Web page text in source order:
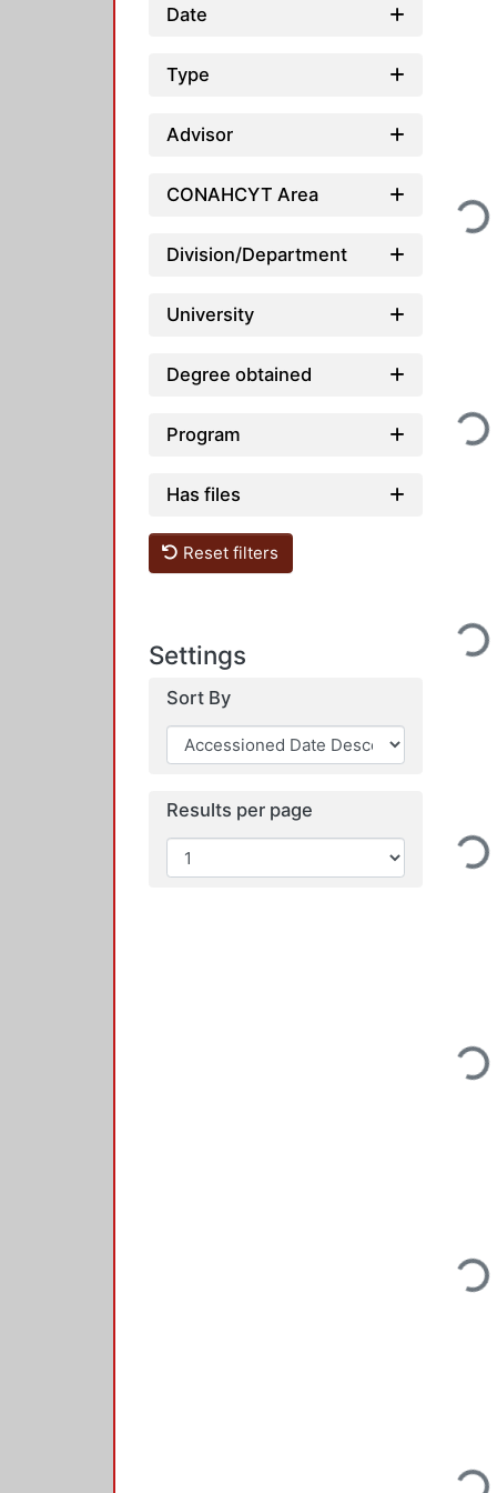
Date
Type
Advisor
CONAHCYT Area
Division/Department
University
Degree obtained
Program
Has files
Reset filters
Settings
Sort By
Results per page
Loading...
Loading...
Loading...
Loading...
Loading...
Loading...